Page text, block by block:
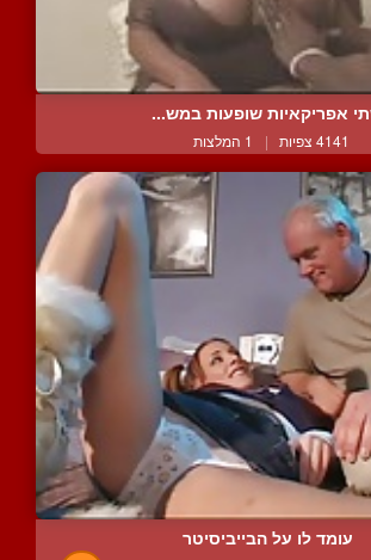
אפריקאיות שופעות במש...
4141 צפיות | 1 המלצות
עומד לו על הבייביסיטר